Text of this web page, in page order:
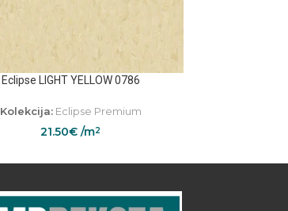
Eclipse LIGHT YELLOW 0786
Kolekcija:Eclipse Premium
21.50€ /m2